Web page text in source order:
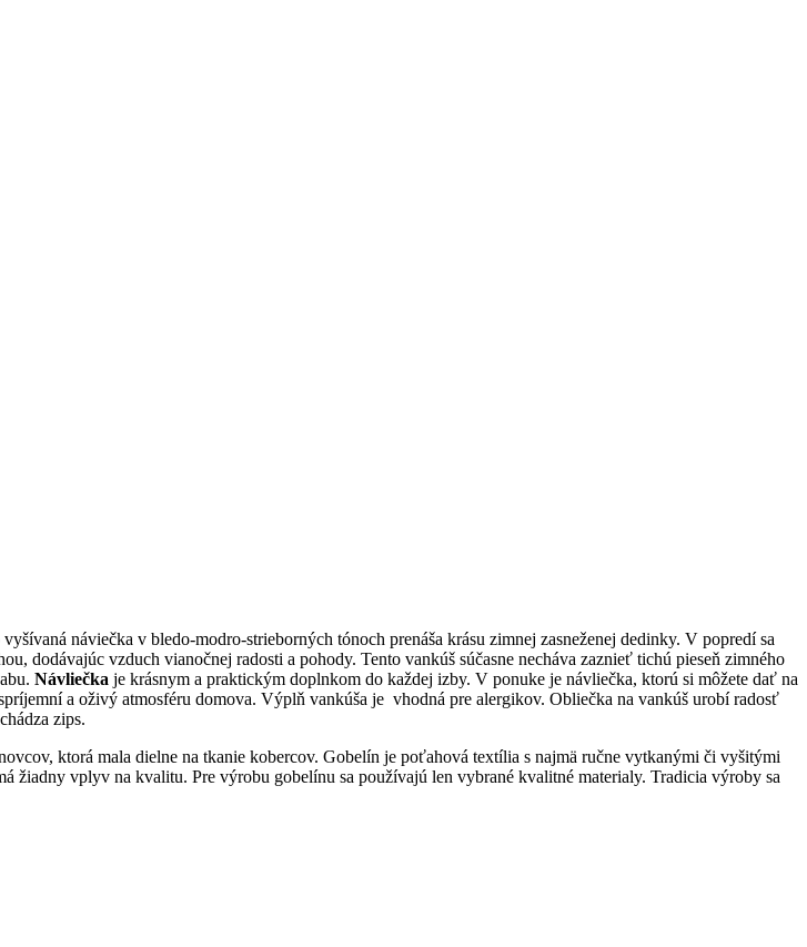
náviečka v bledo-modro-strieborných tónoch prenáša krásu zimnej zasneženej dedinky. V popredí sa
dodávajúc vzduch vianočnej radosti a pohody. Tento vankúš súčasne necháva zaznieť tichú pieseň zimného
Návliečka je krásnym a praktickým doplnkom do každej izby. V ponuke je návliečka, ktorú si môžete dať na
a oživý atmosféru domova. Výplň vankúša je vhodná pre alergikov. Obliečka na vankúš urobí radosť
zips.
ktorá mala dielne na tkanie kobercov. Gobelín je poťahová textília s najmä ručne vytkanými či vyšitými
žiadny vplyv na kvalitu. Pre výrobu gobelínu sa používajú len vybrané kvalitné materialy. Tradicia výroby sa